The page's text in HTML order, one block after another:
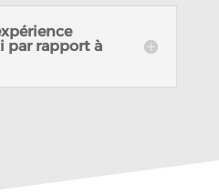
par rapport à